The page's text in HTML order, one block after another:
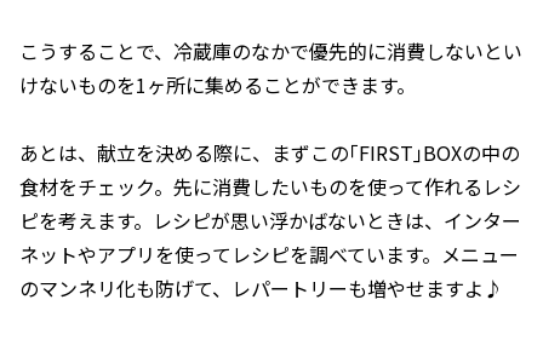
こうすることで、冷蔵庫のなかで優先的に消費しないとい
けないものを1ヶ所に集めることができます。
あとは、献立を決める際に、まずこの｢FIRST｣BOXの中の
食材をチェック。先に消費したいものを使って作れるレシ
ピを考えます。レシピが思い浮かばないときは、インター
ネットやアプリを使ってレシピを調べています。メニュー
のマンネリ化も防げて、レパートリーも増やせますよ♪